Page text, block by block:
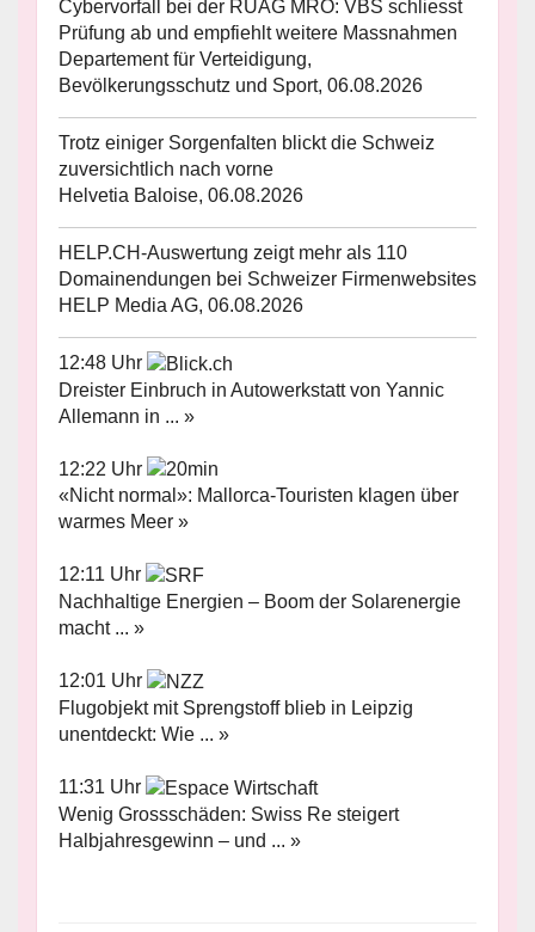
Cybervorfall bei der RUAG MRO: VBS schliesst
Prüfung ab und empfiehlt weitere Massnahmen
Departement für Verteidigung,
Bevölkerungsschutz und Sport, 06.08.2026
Trotz einiger Sorgenfalten blickt die Schweiz
zuversichtlich nach vorne
Helvetia Baloise, 06.08.2026
HELP.CH-Auswertung zeigt mehr als 110
Domainendungen bei Schweizer Firmenwebsites
HELP Media AG, 06.08.2026
12:48 Uhr
Dreister Einbruch in Autowerkstatt von Yannic
Allemann in ... »
12:22 Uhr
«Nicht normal»: Mallorca-Touristen klagen über
warmes Meer »
12:11 Uhr
Nachhaltige Energien – Boom der Solarenergie
macht ... »
12:01 Uhr
Flugobjekt mit Sprengstoff blieb in Leipzig
unentdeckt: Wie ... »
11:31 Uhr
Wenig Grossschäden: Swiss Re steigert
Halbjahresgewinn – und ... »